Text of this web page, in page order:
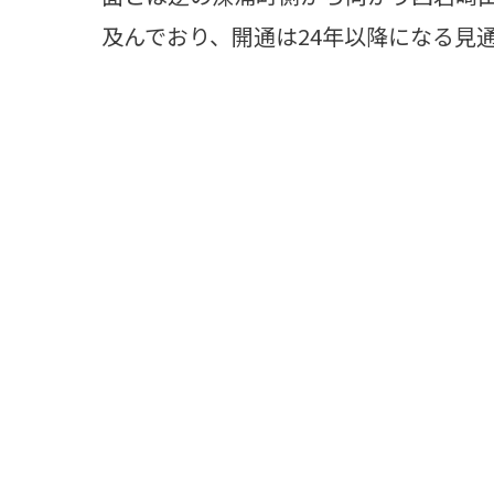
及んでおり、開通は24年以降になる見